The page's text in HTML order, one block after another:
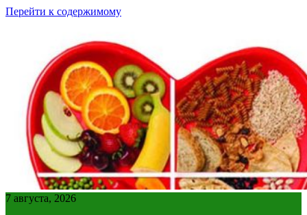
Перейти к содержимому
7 августа, 2026